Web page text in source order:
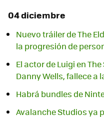
04 diciembre
Nuevo tráiler de The
la progresión de
El actor de Luigi en
Danny Wells, fallece a
Habrá bundles de
Avalanche Studios ya